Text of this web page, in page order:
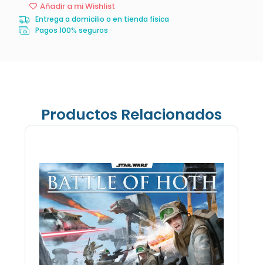
Añadir a mi Wishlist
Entrega a domicilio o en tienda física
Pagos 100% seguros
Productos Relacionados